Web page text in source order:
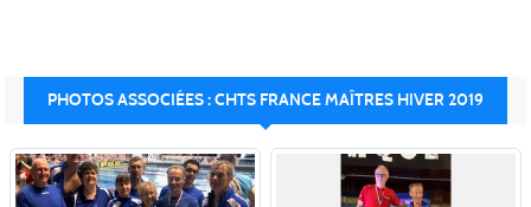
PHOTOS ASSOCIÉES : CHTS FRANCE MAÎTRES HIVER 2019